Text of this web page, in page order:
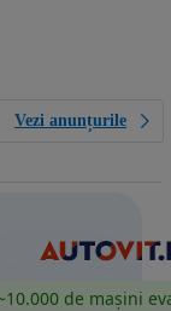
Vezi anunțurile
de mașini